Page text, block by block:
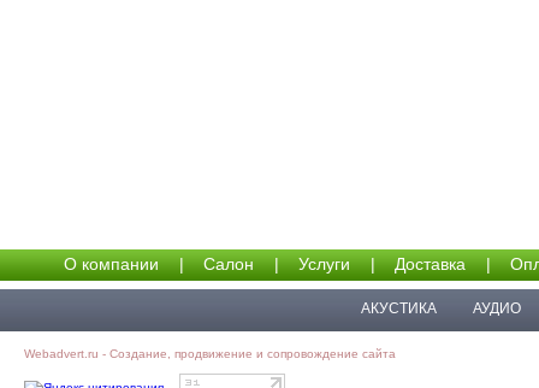
О компании | Салон | Услуги | Доставка |
АКУСТИКА АУДИО
Webadvert.ru - Создание, продвижение и сопровождение сайта